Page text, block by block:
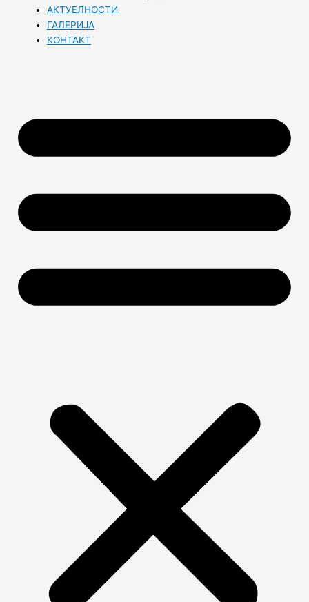
АКТУЕЛНОСТИ
ГАЛЕРИЈА
КОНТАКТ